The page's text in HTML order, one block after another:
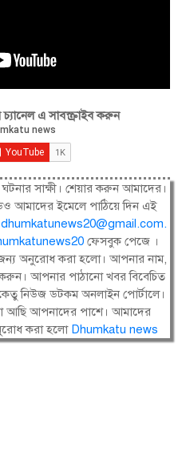
এ সাবস্ক্রাইব করুন
সাক্ষী। শেয়ার করুন আমাদের।
আমাদের ইমেলে পাঠিয়ে দিন এই
dhumkatunews20@gmail.com.
ফেসবুক পেজে ।
জন্য অনুরোধ করা হলো। আপনার নাম,
আপনার পাঠানো খবর বিবেচিত
নিউজ ডটকম অনলাইন পোর্টালে।
আছি আপনাদের পাশে। আমাদের
করা হলো Dhumkatu news